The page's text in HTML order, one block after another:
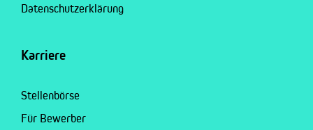
Datenschutzerklärung
Karriere
Stellenbörse
Für Bewerber